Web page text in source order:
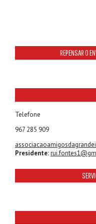
REPENSAR O
Telefone
967 285 909
Presidente: